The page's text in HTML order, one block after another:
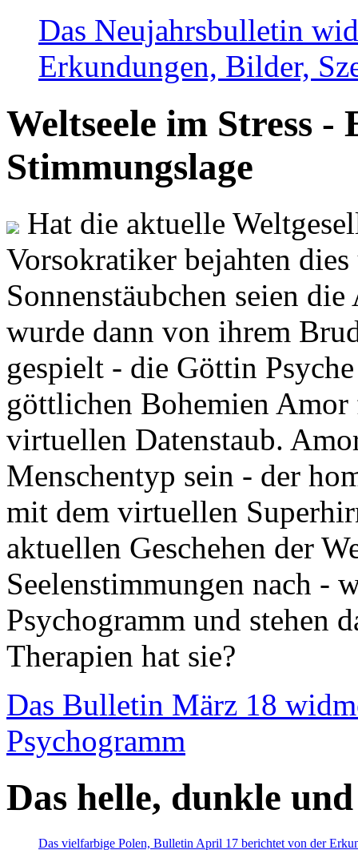
Das Neujahrsbulletin
Erkundungen, Bilder,
Weltseele im Stress -
Stimmungslage
Hat die aktuelle
Vorsokratiker bejahten
Sonnenstäubchen seien
wurde dann von ihrem
gespielt - die Göttin
göttlichen Bohemien
virtuellen Datenstaub.
Menschentyp sein - der
mit dem virtuellen
aktuellen Geschehen der
Seelenstimmungen nach -
Psychogramm und stehen
Therapien hat sie?
Das Bulletin März 18
Psychogramm
Das helle, dunkle
Das vielfarbige Polen, Bulletin April 17 berichtet von der